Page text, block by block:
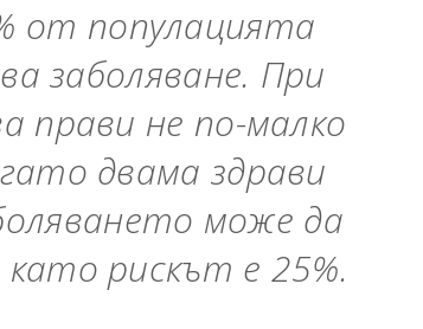
от популацията
заболяване. При
прави не по-малко
двама здрави
може да
рискът е 25%.